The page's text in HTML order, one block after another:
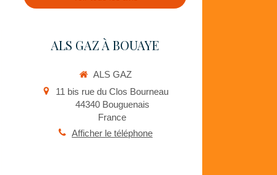
ALS GAZ À BOUAYE
ALS GAZ
11 bis rue du Clos Bourneau
44340 Bouguenais
France
Afficher le téléphone